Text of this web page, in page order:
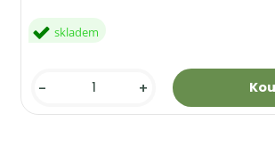
skladem
- +